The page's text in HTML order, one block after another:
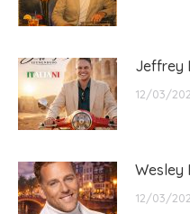
Jeffrey
12/03/
Wesley
12/03/